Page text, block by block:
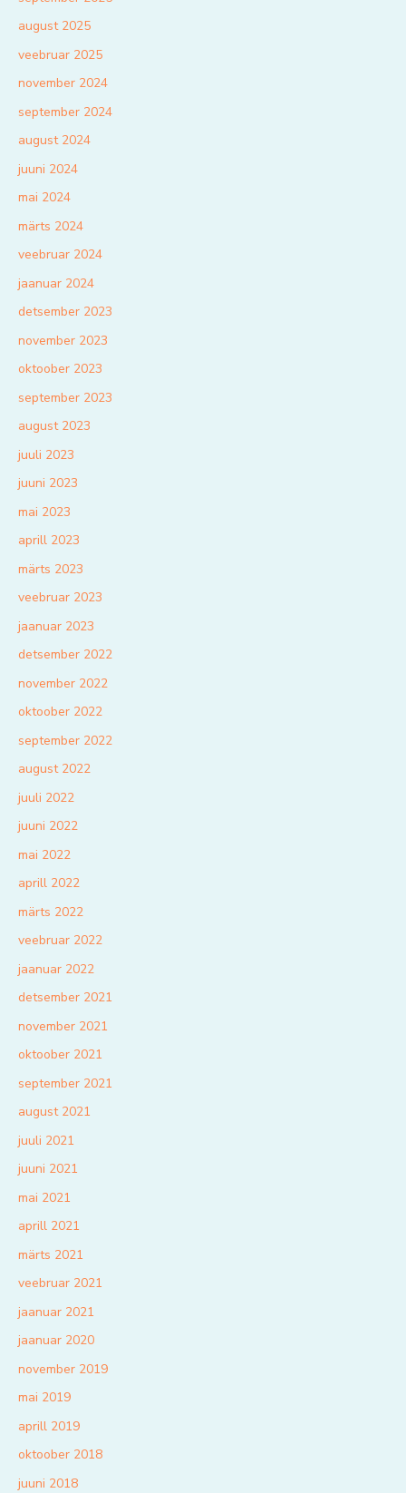
august 2025
veebruar 2025
november 2024
september 2024
august 2024
juuni 2024
mai 2024
märts 2024
veebruar 2024
jaanuar 2024
detsember 2023
november 2023
oktoober 2023
september 2023
august 2023
juuli 2023
juuni 2023
mai 2023
aprill 2023
märts 2023
veebruar 2023
jaanuar 2023
detsember 2022
november 2022
oktoober 2022
september 2022
august 2022
juuli 2022
juuni 2022
mai 2022
aprill 2022
märts 2022
veebruar 2022
jaanuar 2022
detsember 2021
november 2021
oktoober 2021
september 2021
august 2021
juuli 2021
juuni 2021
mai 2021
aprill 2021
märts 2021
veebruar 2021
jaanuar 2021
jaanuar 2020
november 2019
mai 2019
aprill 2019
oktoober 2018
juuni 2018